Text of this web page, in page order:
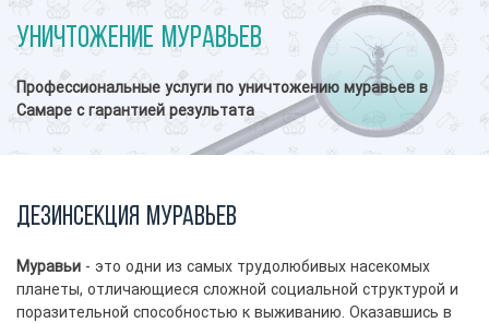
Уничтожение муравьев
Профессиональные услуги по уничтожению муравьев в
Самаре с гарантией результата
Дезинсекция муравьев
Муравьи - это одни из самых трудолюбивых насекомых
планеты, отличающиеся сложной социальной структурой и
поразительной способностью к выживанию. Оказавшись в